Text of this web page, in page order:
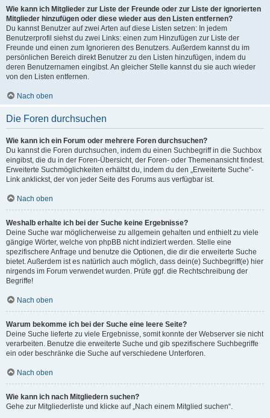
Wie kann ich Mitglieder zur Liste der Freunde oder zur Liste der ignorierten
Mitglieder hinzufügen oder diese wieder aus den Listen entfernen?
Du kannst Benutzer auf zwei Arten auf diese Listen setzen: In jedem
Benutzerprofil siehst du zwei Links: einen zum Hinzufügen zur Liste der
Freunde und einen zum Ignorieren des Benutzers. Außerdem kannst du im
persönlichen Bereich direkt Benutzer zu den Listen hinzufügen, indem du
deren Benutzernamen eingibst. An gleicher Stelle kannst du sie auch wieder
von den Listen entfernen.
Nach oben
Die Foren durchsuchen
Wie kann ich ein Forum oder mehrere Foren durchsuchen?
Du kannst die Foren durchsuchen, indem du einen Suchbegriff in die Suchbox
eingibst, die du in der Foren-Übersicht, der Foren- oder Themenansicht findest.
Erweiterte Suchmöglichkeiten erhältst du, indem du den „Erweiterte Suche“-
Link anklickst, der von jeder Seite des Forums aus verfügbar ist.
Nach oben
Weshalb erhalte ich bei der Suche keine Ergebnisse?
Deine Suche war möglicherweise zu allgemein gehalten und enthielt zu viele
gängige Wörter, welche von phpBB nicht indiziert werden. Stelle eine
spezifischere Anfrage und benutze die Optionen, die dir die erweiterte Suche
bietet. Außerdem ist es natürlich auch möglich, dass dein(e) Suchbegriff(e) hier
nirgends im Forum verwendet wurden. Prüfe ggf. die Rechtschreibung der
Begriffe!
Nach oben
Warum bekomme ich bei der Suche eine leere Seite?
Deine Suche lieferte zu viele Ergebnisse, somit konnte der Webserver sie nicht
verarbeiten. Benutze die erweiterte Suche und gib spezifischere Suchbegriffe
ein oder beschränke die Suche auf verschiedene Unterforen.
Nach oben
Wie kann ich nach Mitgliedern suchen?
Gehe zur Mitgliederliste und klicke auf „Nach einem Mitglied suchen“.